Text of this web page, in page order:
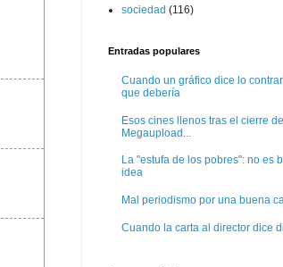
sociedad (116)
Entradas populares
Cuando un gráfico dice lo
que debería
Esos cines llenos tras el cierre de
Megaupload...
La "estufa de los pobres": no es
idea
Mal periodismo por una buena
Cuando la carta al director dice